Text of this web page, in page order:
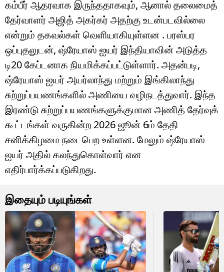
கம்பீர் ஆதரவாக இருந்ததாகவும், ஆனால் தலைமைத்
தேர்வாளர் அஜித் அகர்கர் அதற்கு உடன்படவில்லை
என்றும் தகவல்கள் வெளியாகியுள்ளன . பரஸ்பர
ஒப்புதலுடன், ஷ்ரேயாஸ் ஐயர் இந்தியாவின் அடுத்த
டி20 கேப்டனாக நியமிக்கப்பட்டுள்ளார். அதன்படி,
ஷ்ரேயாஸ் ஐயர் அயர்லாந்து மற்றும் இங்கிலாந்து
சுற்றுப்பயணங்களில் அணியை வழிநடத்துவார். இந்த
இரண்டு சுற்றுப்பயணங்களுக்குமான அணித் தேர்வுக்
கூட்டங்கள் வருகின்ற 2026 ஜூன் 6ம் தேதி
சனிக்கிழமை நடைபெற உள்ளன. மேலும் ஷ்ரேயாஸ்
ஐயர் அதில் கலந்துகொள்வார் என
எதிர்பார்க்கப்படுகிறது.
இதையும் படியுங்கள்